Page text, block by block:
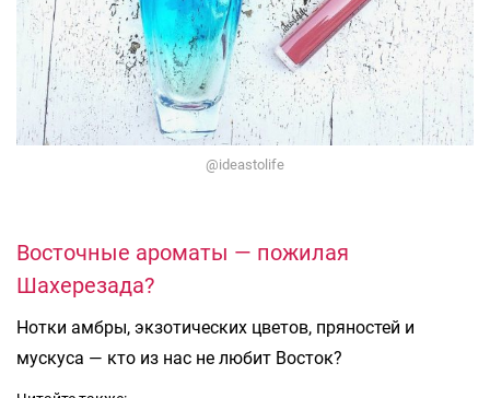
@ideastolife
Восточные ароматы — пожилая
Шахерезада?
Нотки амбры, экзотических цветов, пряностей и
мускуса — кто из нас не любит Восток?